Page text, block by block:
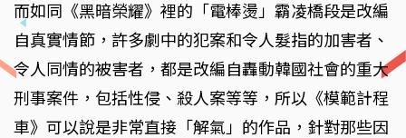
而如同《黑暗榮耀》裡的「電棒燙」霸凌橋段是改編
自真實情節，許多劇中的犯案和令人髮指的加害者、
令人同情的被害者，都是改編自轟動韓國社會的重大
刑事案件，包括性侵、殺人案等等，所以《模範計程
車》可以說是非常直接「解氣」的作品，針對那些因